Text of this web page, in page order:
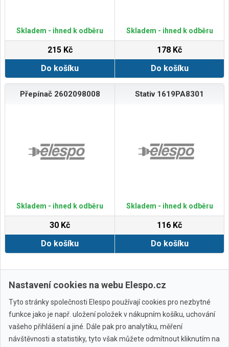
Skladem - ihned k odběru
215 Kč
Do košíku
Skladem - ihned k odběru
178 Kč
Do košíku
Přepínač 2602098008
Skladem - ihned k odběru
30 Kč
Do košíku
Stativ 1619PA8301
Skladem - ihned k odběru
116 Kč
Do košíku
Zobrazit další
Nastavení cookies na webu Elespo.cz
Tyto stránky společnosti Elespo používají cookies pro nezbytné
funkce jako je např. uložení položek v nákupním košíku, uchování
vašeho přihlášení a jiné. Dále pak pro analytiku, měření
návštěvnosti a statistiky, tyto však můžete odmítnout kliknutím na